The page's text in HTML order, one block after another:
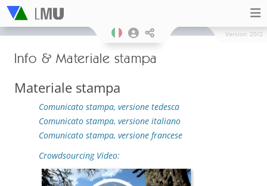
Version 20/2
Info & Materiale stampa
Materiale stampa
Comunicato stampa, versione tedesca
Comunicato stampa, versione italiano
Comunicato stampa, versione francese
Crowdsourcing Video: